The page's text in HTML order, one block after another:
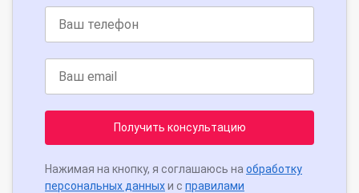
Получить консультацию
Нажимая на кнопку, я соглашаюсь на обработку
персональных данныхи с правилами